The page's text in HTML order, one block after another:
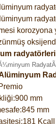
korozyona
mm
mm
Kcall